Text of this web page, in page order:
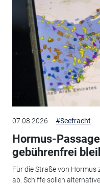
07.08.2026 #Seefracht
Hormus-
gebührenfrei
Für die Straße von Hormus
ab. Schiffe sollen